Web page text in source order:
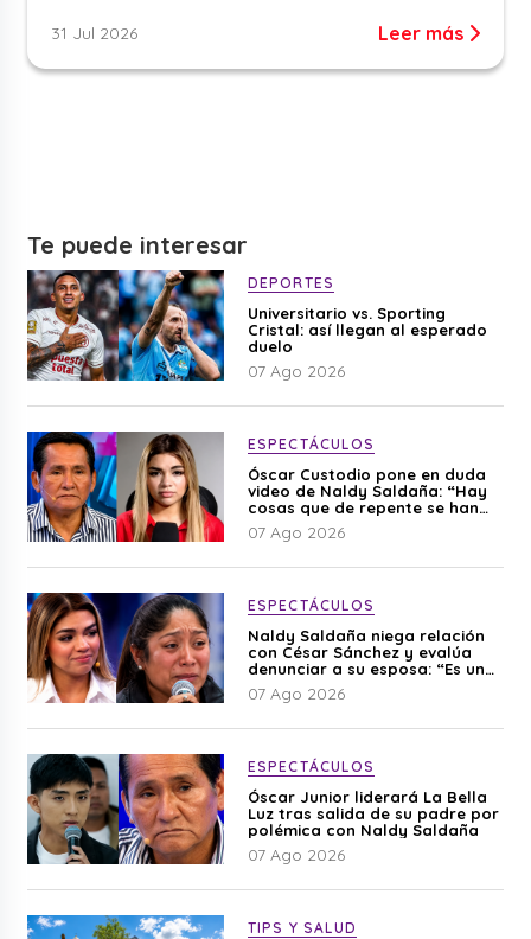
31 Jul 2026 Leer más
Te puede interesar
DEPORTES
Universitario vs. Sporting
Cristal: así llegan al esperado
duelo
07 Ago 2026
ESPECTÁCULOS
Óscar Custodio pone en duda
video de Naldy Saldaña: “Hay
cosas que de repente se han
editado”
07 Ago 2026
ESPECTÁCULOS
Naldy Saldaña niega relación
con César Sánchez y evalúa
denunciar a su esposa: “Es una
difamación”
07 Ago 2026
ESPECTÁCULOS
Óscar Junior liderará La Bella
Luz tras salida de su padre por
polémica con Naldy Saldaña
07 Ago 2026
TIPS Y SALUD